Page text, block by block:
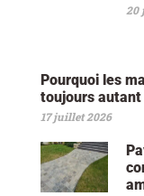
20
Pourquoi les
toujours autant
17 juillet 2026